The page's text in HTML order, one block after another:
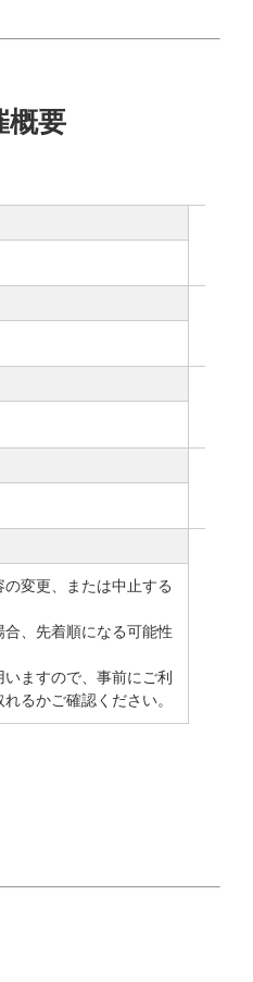
概要
の変更、または中止する
合、先着順になる可能性
いますので、事前にご利
るかご確認ください。